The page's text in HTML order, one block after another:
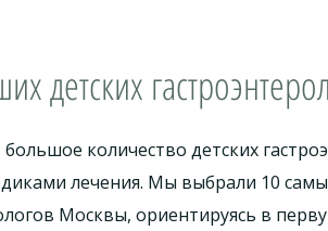
детских
количество детских
лечения. Мы выбрали 10
Москвы, ориентируясь в